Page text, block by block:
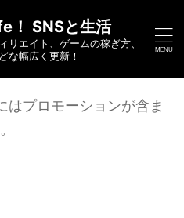
！ SNSと生活
リエイト、ゲームの稼ぎ方、
な幅広く更新！
はプロモーションが含ま